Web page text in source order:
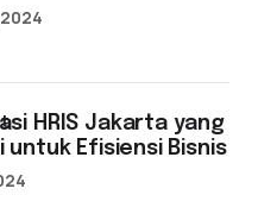
HRIS Jakarta yang
untuk Efisiensi Bisnis